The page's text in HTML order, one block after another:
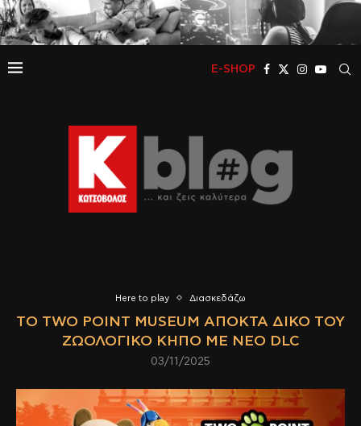
E-SHOP
Here to play Διασκεδάζω
ΤΟ TWO POINT MUSEUM ΑΠΟΚΤΆ ΔΙΚΌ ΤΟΥ
ΖΩΟΛΟΓΙΚΌ ΚΉΠΟ ΜΕ ΝΈΟ DLC
03/11/2025